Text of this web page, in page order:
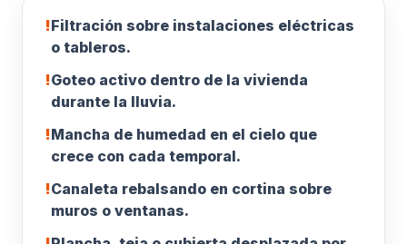
!Filtración sobre instalaciones eléctricas
o tableros.
!Goteo activo dentro de la vivienda
durante la lluvia.
!Mancha de humedad en el cielo que
crece con cada temporal.
!Canaleta rebalsando en cortina sobre
muros o ventanas.